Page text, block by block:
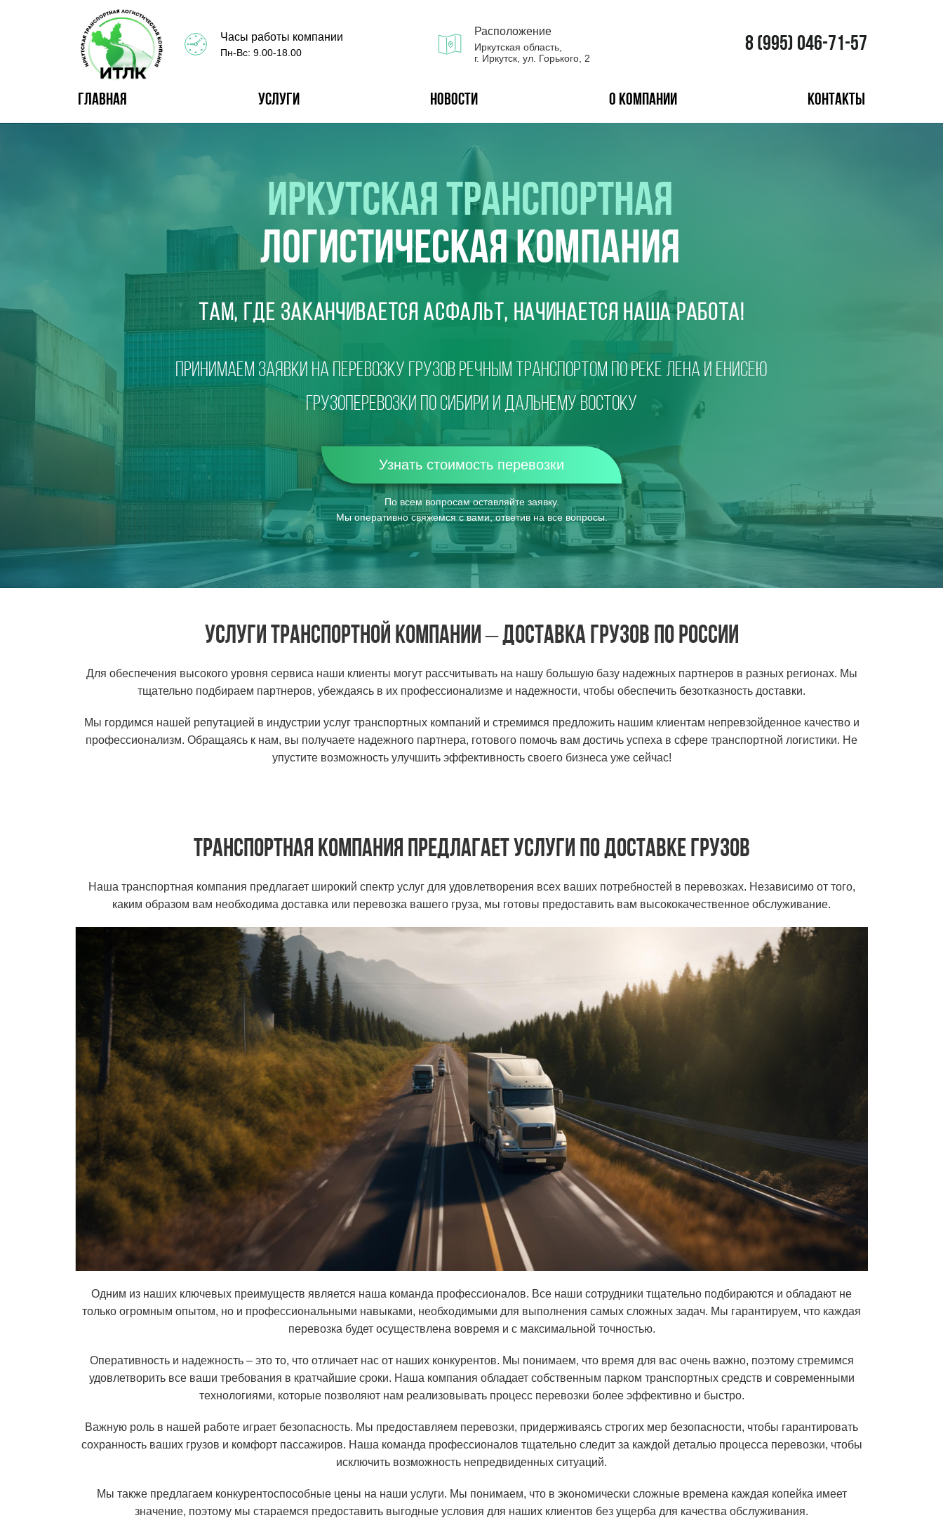
Часы работы компании
Пн-Вс: 9.00-18.00
Расположение
Иркутская область,
г. Иркутск, ул. Горького, 2
8 (995) 046-71-57
Главная Услуги Новости О компании Контакты
ИРКУТСКАЯ ТРАНСПОРТНАЯ
ЛОГИСТИЧЕСКАЯ КОМПАНИЯ
Там, где заканчивается асфальт, начинается наша работа!
Принимаем заявки на Перевозку грузов речным транспортом по реке Лена и Енисею
ГРУЗОПЕРЕВОЗки по Сибири и Дальнему Востоку
Узнать стоимость перевозки
По всем вопросам оставляйте заявку.
Мы оперативно свяжемся с вами, ответив на все вопросы.
Услуги транспортной компании – доставка грузов по России
Для обеспечения высокого уровня сервиса наши клиенты могут рассчитывать на нашу большую базу надежных партнеров в разных регионах. Мы
тщательно подбираем партнеров, убеждаясь в их профессионализме и надежности, чтобы обеспечить безотказность доставки.
Мы гордимся нашей репутацией в индустрии услуг транспортных компаний и стремимся предложить нашим клиентам непревзойденное качество и
профессионализм. Обращаясь к нам, вы получаете надежного партнера, готового помочь вам достичь успеха в сфере транспортной логистики. Не
упустите возможность улучшить эффективность своего бизнеса уже сейчас!
Транспортная компания предлагает услуги по доставке грузов
Наша транспортная компания предлагает широкий спектр услуг для удовлетворения всех ваших потребностей в перевозках. Независимо от того,
каким образом вам необходима доставка или перевозка вашего груза, мы готовы предоставить вам высококачественное обслуживание.
Одним из наших ключевых преимуществ является наша команда профессионалов. Все наши сотрудники тщательно подбираются и обладают не
только огромным опытом, но и профессиональными навыками, необходимыми для выполнения самых сложных задач. Мы гарантируем, что каждая
перевозка будет осуществлена вовремя и с максимальной точностью.
Оперативность и надежность – это то, что отличает нас от наших конкурентов. Мы понимаем, что время для вас очень важно, поэтому стремимся
удовлетворить все ваши требования в кратчайшие сроки. Наша компания обладает собственным парком транспортных средств и современными
технологиями, которые позволяют нам реализовывать процесс перевозки более эффективно и быстро.
Важную роль в нашей работе играет безопасность. Мы предоставляем перевозки, придерживаясь строгих мер безопасности, чтобы гарантировать
сохранность ваших грузов и комфорт пассажиров. Наша команда профессионалов тщательно следит за каждой деталью процесса перевозки, чтобы
исключить возможность непредвиденных ситуаций.
Мы также предлагаем конкурентоспособные цены на наши услуги. Мы понимаем, что в экономически сложные времена каждая копейка имеет
значение, поэтому мы стараемся предоставить выгодные условия для наших клиентов без ущерба для качества обслуживания.